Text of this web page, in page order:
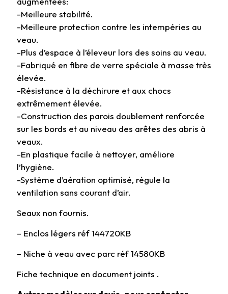
-Meilleure stabilité.
-Meilleure protection contre les intempéries au
veau.
-Plus d’espace à l’éleveur lors des soins au veau.
-Fabriqué en fibre de verre spéciale à masse très
élevée.
-Résistance à la déchirure et aux chocs
extrêmement élevée.
-Construction des parois doublement renforcée
sur les bords et au niveau des arêtes des abris à
veaux.
-En plastique facile à nettoyer, améliore
l’hygiène.
-Système d’aération optimisé, régule la
ventilation sans courant d’air.
Seaux non fournis.
– Enclos légers réf 144720KB
– Niche à veau avec parc réf 14580KB
Fiche technique en document joints .